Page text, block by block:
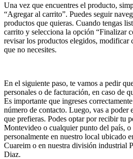
Una vez que encuentres el producto,
“Agregar al carrito”. Puedes seguir
productos que quieras. Cuando tengas
carrito y selecciona la opción “Finalizar
revisar los productos elegidos, modificar
que no necesites.
En el siguiente paso, te vamos a pedir
personales o de facturación, en caso de
Es importante que ingreses
número de contacto. Luego, vas a poder
que prefieras. Podes optar por recibir tu
Montevideo o cualquier punto del país, o
personalmente en nuestro local ubicado
Cuareim o en nuestra división industrial
Diaz.